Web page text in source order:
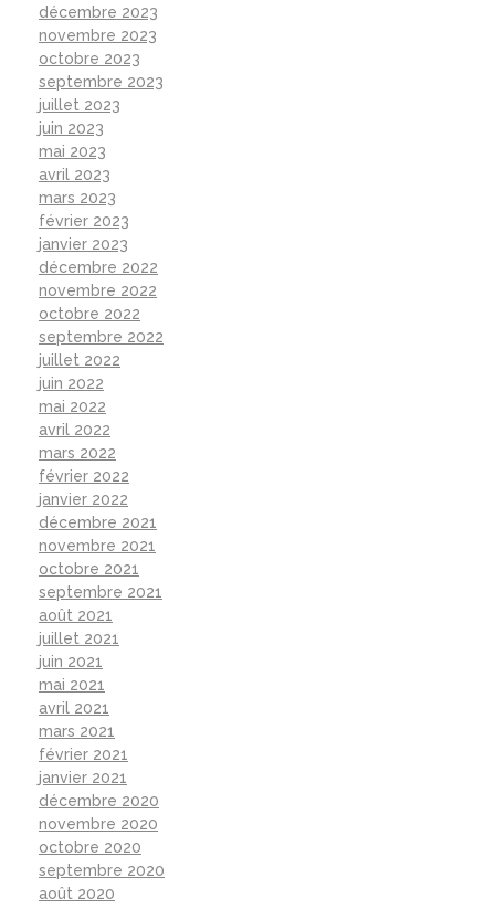
décembre 2023
novembre 2023
octobre 2023
septembre 2023
juillet 2023
juin 2023
mai 2023
avril 2023
mars 2023
février 2023
janvier 2023
décembre 2022
novembre 2022
octobre 2022
septembre 2022
juillet 2022
juin 2022
mai 2022
avril 2022
mars 2022
février 2022
janvier 2022
décembre 2021
novembre 2021
octobre 2021
septembre 2021
août 2021
juillet 2021
juin 2021
mai 2021
avril 2021
mars 2021
février 2021
janvier 2021
décembre 2020
novembre 2020
octobre 2020
septembre 2020
août 2020